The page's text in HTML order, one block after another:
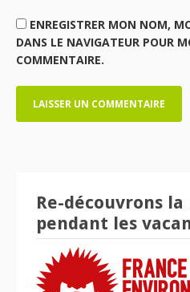
ENREGISTRER MON NOM,
DANS LE NAVIGATEUR POUR
COMMENTAIRE.
Re-découvrons
pendant les